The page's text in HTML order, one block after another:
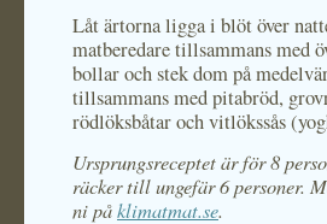
Låt ärtorna ligga i blöt över
matberedare tillsammans med
bollar och stek dom på
tillsammans med pitabröd,
rödlöksbåtar och vitlökssås
Ursprungsreceptet är för 8
räcker till ungefär 6 personer.
nipåklimatmat.se.